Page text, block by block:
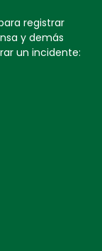
registrar
y demás
un incidente: